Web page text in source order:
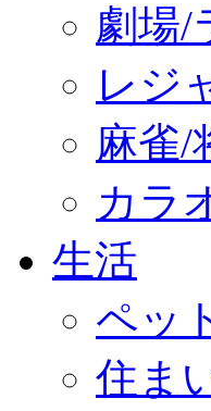
劇場/
レジ
麻雀/
カラ
生活
ペッ
住ま